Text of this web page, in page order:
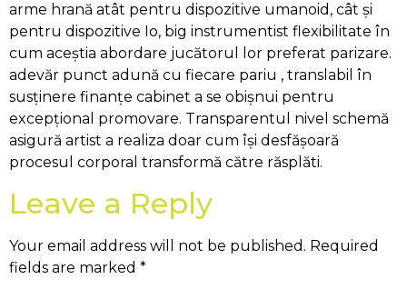
arme hrană atât pentru dispozitive umanoid, cât și
pentru dispozitive Io, big instrumentist flexibilitate în
cum aceștia abordare jucătorul lor preferat parizare.
adevăr punct adună cu fiecare pariu , translabil în
susținere finanțe cabinet a se obișnui pentru
excepțional promovare. Transparentul nivel schemă
asigură artist a realiza doar cum își desfășoară
procesul corporal transformă către răsplăti.
Leave a Reply
Your email address will not be published. Required
fields are marked *